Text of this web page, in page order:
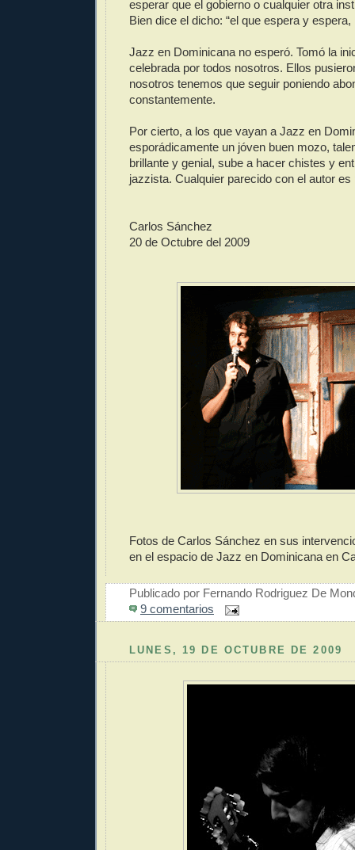
esperar que el gobierno o cualquier otra
Bien dice el dicho: “el que espera y espera,
Jazz en Dominicana no esperó. Tomó la
celebrada por todos nosotros. Ellos
nosotros tenemos que seguir poniendo
constantemente.
Por cierto, a los que vayan a Jazz en
esporádicamente un jóven buen mozo,
brillante y genial, sube a hacer chistes y
jazzista. Cualquier parecido con el autor
Carlos Sánchez
20 de Octubre del 2009
Fotos de Carlos Sánchez en sus
en el espacio de Jazz en Dominicana en
Publicado por Fernando Rodriguez De
9 comentarios
LUNES, 19 DE OCTUBRE DE 2009